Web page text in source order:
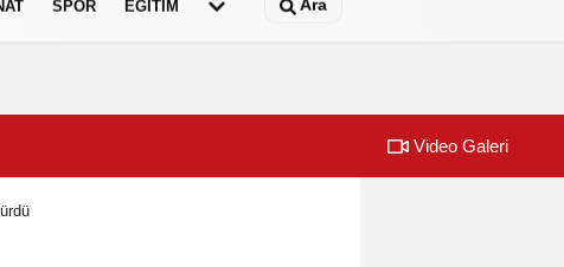
SPOR EĞİTİM Ara
Başkan
Video Galeri